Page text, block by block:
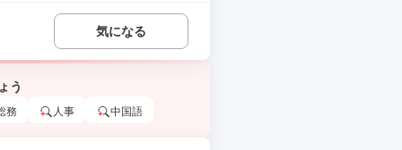
気になる
う
務 人事 中国語